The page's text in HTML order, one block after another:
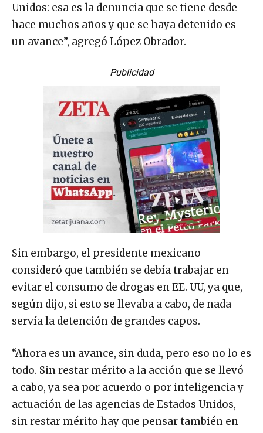
Unidos: esa es la denuncia que se tiene desde
hace muchos años y que se haya detenido es
un avance”, agregó López Obrador.
Publicidad
Sin embargo, el presidente mexicano
consideró que también se debía trabajar en
evitar el consumo de drogas en EE. UU, ya que,
según dijo, si esto se llevaba a cabo, de nada
servía la detención de grandes capos.
“Ahora es un avance, sin duda, pero eso no lo es
todo. Sin restar mérito a la acción que se llevó
a cabo, ya sea por acuerdo o por inteligencia y
actuación de las agencias de Estados Unidos,
sin restar mérito hay que pensar también en